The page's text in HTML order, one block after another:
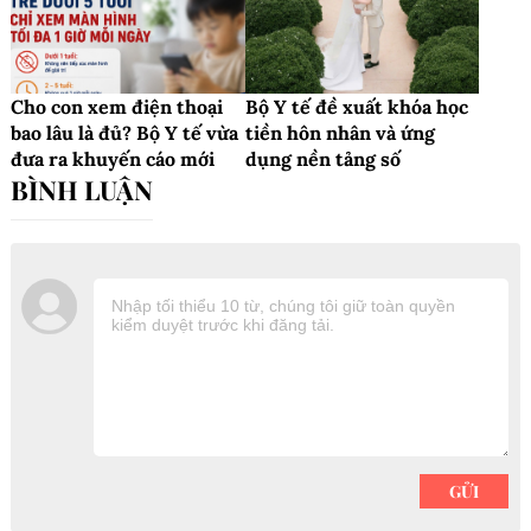
Cho con xem điện thoại
bao lâu là đủ? Bộ Y tế vừa
đưa ra khuyến cáo mới
Bộ Y tế đề xuất khóa học
tiền hôn nhân và ứng
dụng nền tảng số